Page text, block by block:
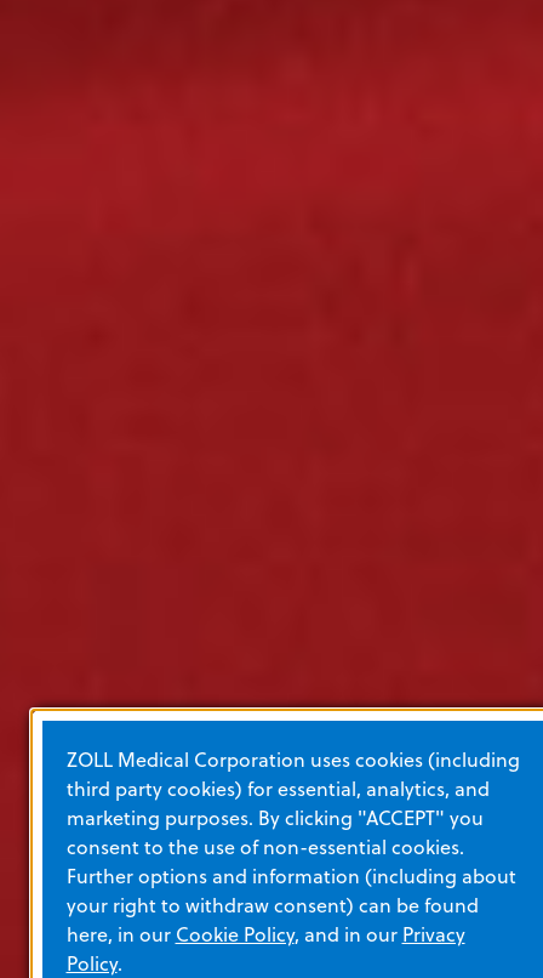
ZOLL Medical Corporation uses cookies (including
third party cookies) for essential, analytics, and
marketing purposes. By clicking "ACCEPT" you
consent to the use of non-essential cookies.
Further options and information (including about
your right to withdraw consent) can be found
here, in our Cookie Policy, and in our Privacy
Policy.